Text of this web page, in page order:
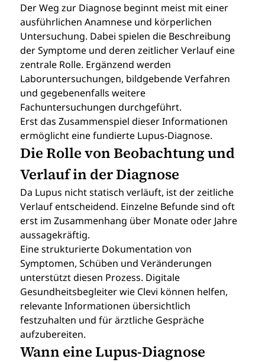
Der Weg zur Diagnose beginnt meist mit einer
ausführlichen Anamnese und körperlichen
Untersuchung. Dabei spielen die Beschreibung
der Symptome und deren zeitlicher Verlauf eine
zentrale Rolle. Ergänzend werden
Laboruntersuchungen, bildgebende Verfahren
und gegebenenfalls weitere
Fachuntersuchungen durchgeführt.
Erst das Zusammenspiel dieser Informationen
ermöglicht eine fundierte Lupus-Diagnose.
Die Rolle von Beobachtung und
Verlauf in der Diagnose
Da Lupus nicht statisch verläuft, ist der zeitliche
Verlauf entscheidend. Einzelne Befunde sind oft
erst im Zusammenhang über Monate oder Jahre
aussagekräftig.
Eine strukturierte Dokumentation von
Symptomen, Schüben und Veränderungen
unterstützt diesen Prozess. Digitale
Gesundheitsbegleiter wie Clevi können helfen,
relevante Informationen übersichtlich
festzuhalten und für ärztliche Gespräche
aufzubereiten.
Wann eine Lupus-Diagnose